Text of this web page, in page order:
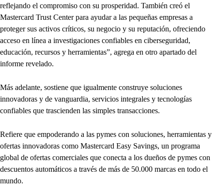
reflejando el compromiso con su prosperidad. También creó el
Mastercard Trust Center para ayudar a las pequeñas empresas a
proteger sus activos críticos, su negocio y su reputación, ofreciendo
acceso en línea a investigaciones confiables en ciberseguridad,
educación, recursos y herramientas”, agrega en otro apartado del
informe revelado.
Más adelante, sostiene que igualmente construye soluciones
innovadoras y de vanguardia, servicios integrales y tecnologías
confiables que trascienden las simples transacciones.
Refiere que empoderando a las pymes con soluciones, herramientas y
ofertas innovadoras como Mastercard Easy Savings, un programa
global de ofertas comerciales que conecta a los dueños de pymes con
descuentos automáticos a través de más de 50.000 marcas en todo el
mundo.